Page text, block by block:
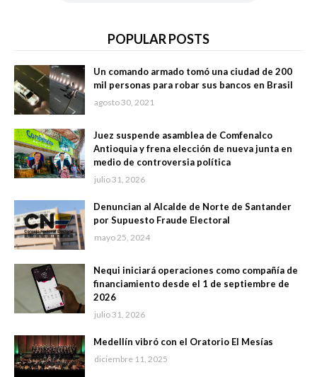
POPULAR POSTS
Un comando armado tomó una ciudad de 200
mil personas para robar sus bancos en Brasil
agosto 30, 2021
Juez suspende asamblea de Comfenalco
Antioquia y frena elección de nueva junta en
medio de controversia política
julio 31, 2026
Denuncian al Alcalde de Norte de Santander
por Supuesto Fraude Electoral
mayo 25, 2024
Nequi iniciará operaciones como compañía de
financiamiento desde el 1 de septiembre de
2026
julio 31, 2026
Medellín vibró con el Oratorio El Mesías
diciembre 11, 2025